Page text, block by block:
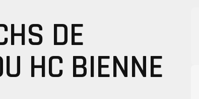
DE
HC BIENNE